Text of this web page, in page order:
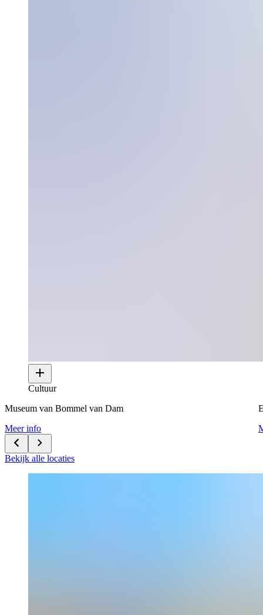
Cultuur
Museum van Bommel van Dam
Meer info
Bekijk alle locaties